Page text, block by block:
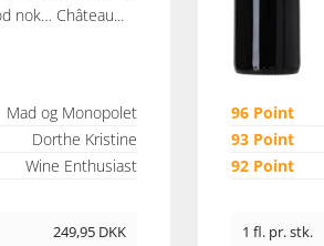
nok… Château...
Mad og Monopolet
Dorthe Kristine
Wine Enthusiast
249,95 DKK
96 Point
93 Point
92 Point
1 fl. pr. stk.